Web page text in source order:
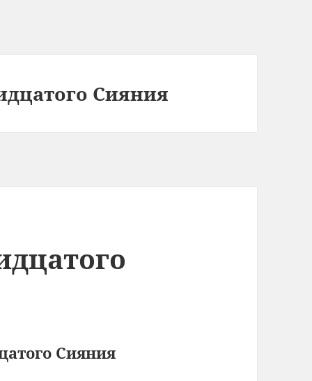
Сияния
Сияния